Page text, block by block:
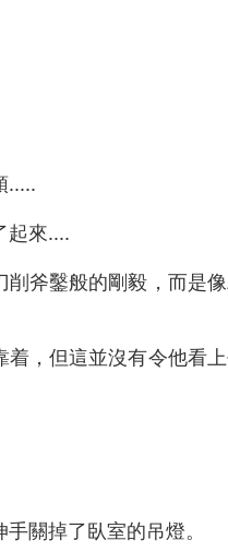
.....
起來....
斧鑿般的剛毅，而是
，但這並沒有令他看
關掉了臥室的吊燈。